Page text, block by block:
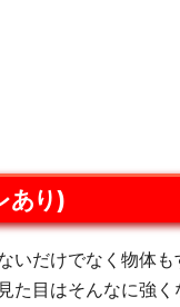
あり)
いだけでなく物体も
目はそんなに強く